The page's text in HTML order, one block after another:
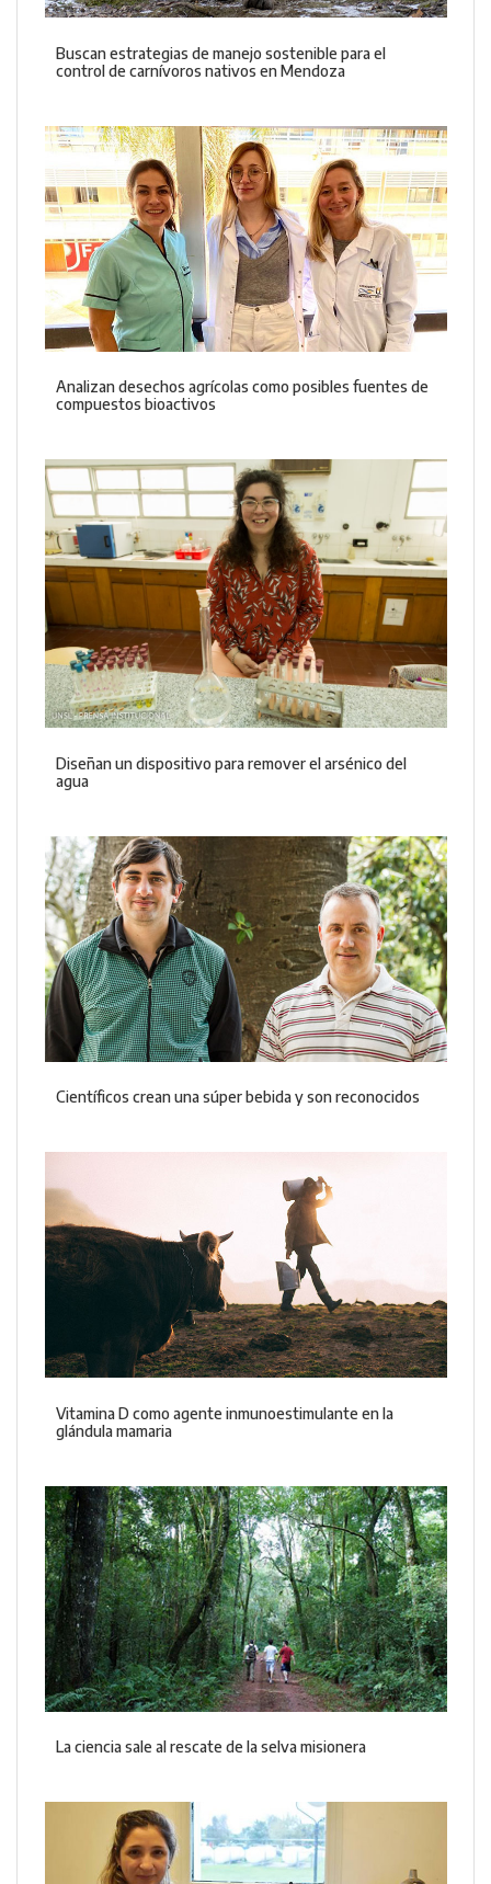
Buscan estrategias de manejo sostenible para el
control de carnívoros nativos en Mendoza
Analizan desechos agrícolas como posibles fuentes de
compuestos bioactivos
Diseñan un dispositivo para remover el arsénico del
agua
Científicos crean una súper bebida y son reconocidos
Vitamina D como agente inmunoestimulante en la
glándula mamaria
La ciencia sale al rescate de la selva misionera